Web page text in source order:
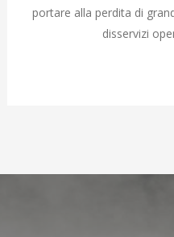
portare alla perdita di
disservizi